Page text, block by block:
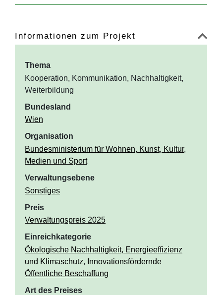
Informationen zum Projekt
Thema
Kooperation, Kommunikation, Nachhaltigkeit,
Weiterbildung
Bundesland
Wien
Organisation
Bundesministerium für Wohnen, Kunst, Kultur,
Medien und Sport
Verwaltungsebene
Sonstiges
Preis
Verwaltungspreis 2025
Einreichkategorie
Ökologische Nachhaltigkeit, Energieeffizienz
und Klimaschutz, Innovationsfördernde
Öffentliche Beschaffung
Art des Preises